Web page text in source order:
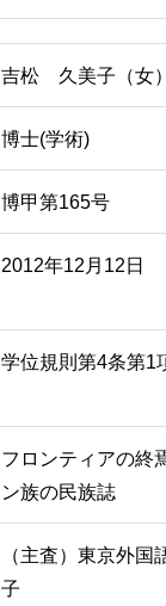
吉松 久美子（女）
博士(学術)
博甲第165号
2012年12月12日
学位規則第4条第1
フロンティアの
ン族の民族誌
（主査）東京外
子